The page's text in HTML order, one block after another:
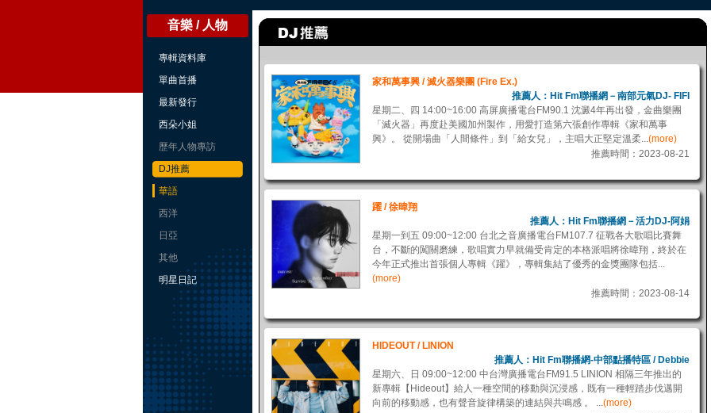
音樂 / 人物
專輯資料庫
單曲首播
最新發行
西朵小姐
歷年人物專訪
DJ推薦
華語
西洋
日亞
其他
明星日記
家和萬事興 / 滅火器樂團 (Fire Ex.)
推薦人：Hit Fm聯播網－南部元氣DJ- FIFI
星期二、四 14:00~16:00 高屏廣播電台FM90.1 沈澱4年再出發，金曲樂團
「滅火器」再度赴美國加州製作，用愛打造第六張創作專輯《家和萬事
興》。 從開場曲「人間條件」到「給女兒」，主唱大正堅定溫柔...(more)
推薦時間：2023-08-21
躍 / 徐暐翔
推薦人：Hit Fm聯播網－活力DJ-阿娟
星期一到五 09:00~12:00 台北之音廣播電台FM107.7 征戰各大歌唱比賽舞
台，不斷的闖關磨練，歌唱實力早就備受肯定的本格派唱將徐暐翔，終於在
今年正式推出首張個人專輯《躍》，專輯集結了優秀的金獎團隊包括...
(more)
推薦時間：2023-08-14
HIDEOUT / LINION
推薦人：Hit Fm聯播網-中部點播特區 / Debbie
星期六、日 09:00~12:00 中台灣廣播電台FM91.5 LINION 相隔三年推出的
新專輯【Hideout】給人一種空間的移動與沉浸感，既有一種輕踏步伐邁開
向前的移動感，也有聲音旋律構築的連結與共鳴感 。 ...(more)